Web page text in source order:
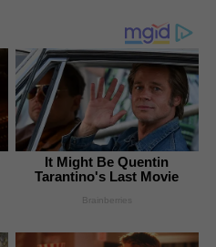
It Might Be Quentin
Tarantino's Last Movie
Brainberries